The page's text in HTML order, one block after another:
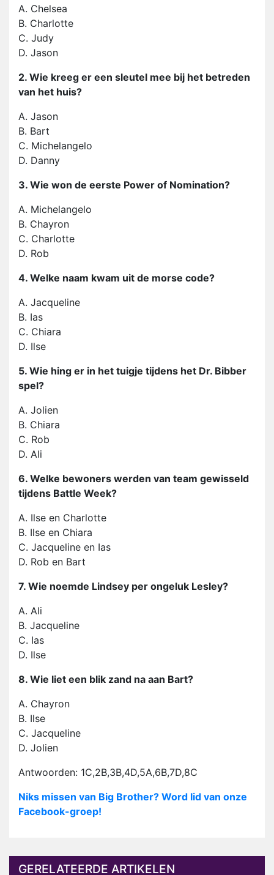
A. Chelsea
B. Charlotte
C. Judy
D. Jason
2. Wie kreeg er een sleutel mee bij het betreden
van het huis?
A. Jason
B. Bart
C. Michelangelo
D. Danny
3. Wie won de eerste Power of Nomination?
A. Michelangelo
B. Chayron
C. Charlotte
D. Rob
4. Welke naam kwam uit de morse code?
A. Jacqueline
B. Ias
C. Chiara
D. Ilse
5. Wie hing er in het tuigje tijdens het Dr. Bibber
spel?
A. Jolien
B. Chiara
C. Rob
D. Ali
6. Welke bewoners werden van team gewisseld
tijdens Battle Week?
A. Ilse en Charlotte
B. Ilse en Chiara
C. Jacqueline en Ias
D. Rob en Bart
7. Wie noemde Lindsey per ongeluk Lesley?
A. Ali
B. Jacqueline
C. Ias
D. Ilse
8. Wie liet een blik zand na aan Bart?
A. Chayron
B. Ilse
C. Jacqueline
D. Jolien
Antwoorden: 1C,2B,3B,4D,5A,6B,7D,8C
Niks missen van Big Brother? Word lid van onze
Facebook-groep!
GERELATEERDE ARTIKELEN